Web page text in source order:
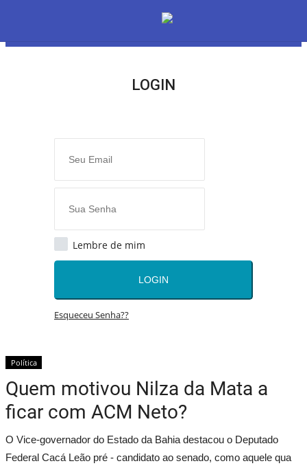
LOGIN
O Radião News
Radio & Tv
Radio & TV
Tds
Assinante
Economia
LOGIN
Lembre de mim
LOGIN
Esqueceu Senha??
Política
Quem motivou Nilza da Mata a
ficar com ACM Neto?
O Vice-governador do Estado da Bahia destacou o Deputado
Federal Cacá Leão pré - candidato ao senado, como aquele qua